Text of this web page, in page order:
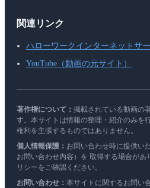
関連リンク
ハローワークインターネットサ
YouTube（動画の元サイト）
著作権について： 掲載されている動画の
す。本サイトは情報の整理・紹介のみを
権利を主張するものではありません。
個人情報保護： お問い合わせ時に提供い
お問い合わせ内容）を 取得する場合があ
リシーをご確認ください。
お問い合わせ： 本サイトに関するお問い